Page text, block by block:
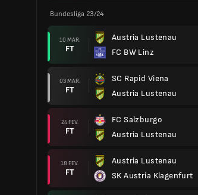
Bundesliga 23/24
10 MAR.
FT
Austria Lustenau
FC BW Linz
03 MAR.
FT
SC Rapid Viena
Austria Lustenau
24 FEV.
FT
FC Salzburgo
Austria Lustenau
18 FEV.
FT
Austria Lustenau
SK Austria Klagenfurt